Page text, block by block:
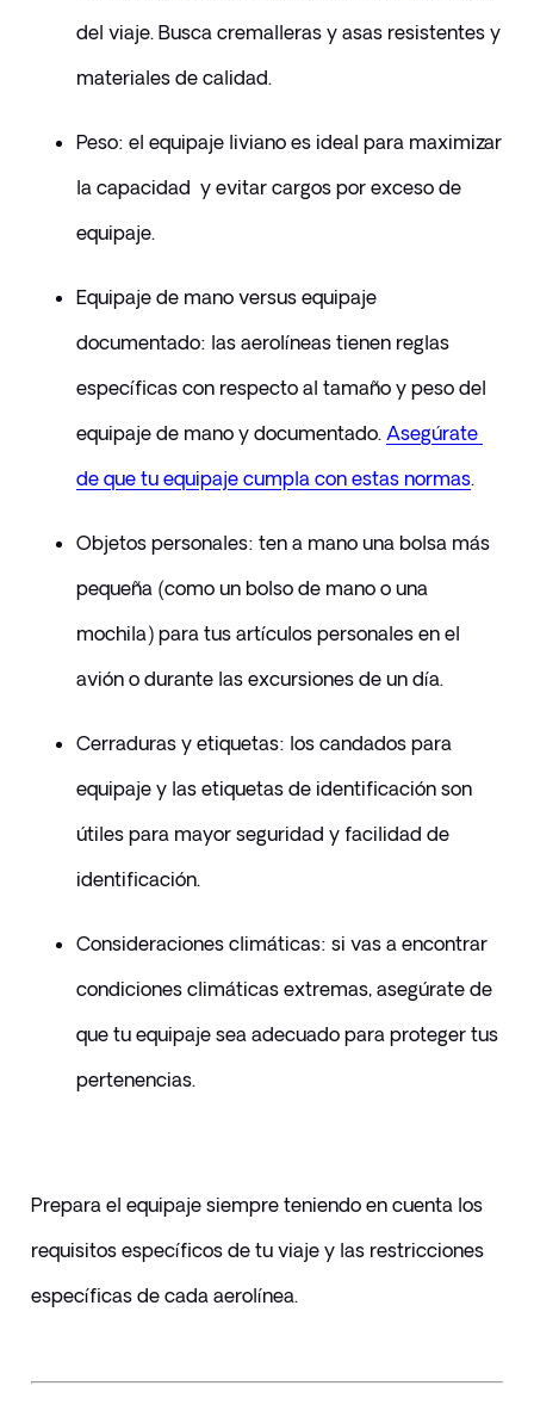
del viaje. Busca cremalleras y asas resistentes y
materiales de calidad.
Peso: el equipaje liviano es ideal para maximizar
la capacidad  y evitar cargos por exceso de
equipaje.
Equipaje de mano versus equipaje
documentado: las aerolíneas tienen reglas
específicas con respecto al tamaño y peso del
equipaje de mano y documentado. Asegúrate
de que tu equipaje cumpla con estas normas.
Objetos personales: ten a mano una bolsa más
pequeña (como un bolso de mano o una
mochila) para tus artículos personales en el
avión o durante las excursiones de un día.
Cerraduras y etiquetas: los candados para
equipaje y las etiquetas de identificación son
útiles para mayor seguridad y facilidad de
identificación.
Consideraciones climáticas: si vas a encontrar
condiciones climáticas extremas, asegúrate de
que tu equipaje sea adecuado para proteger tus
pertenencias.
Prepara el equipaje siempre teniendo en cuenta los
requisitos específicos de tu viaje y las restricciones
específicas de cada aerolínea.